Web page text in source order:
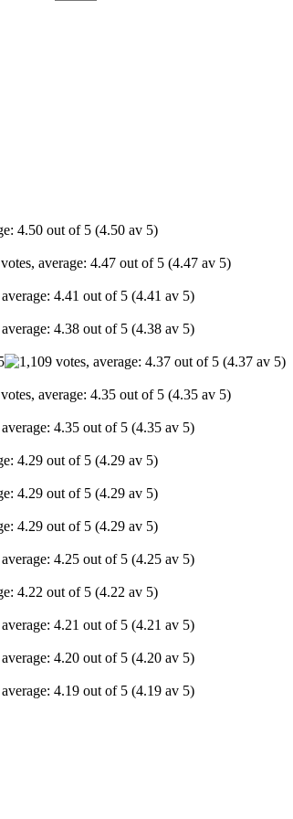
(4.50 av 5)
(4.47 av 5)
(4.41 av 5)
(4.38 av 5)
(4.37 av 5)
(4.35 av 5)
(4.35 av 5)
(4.29 av 5)
(4.29 av 5)
(4.29 av 5)
(4.25 av 5)
(4.22 av 5)
(4.21 av 5)
(4.20 av 5)
(4.19 av 5)